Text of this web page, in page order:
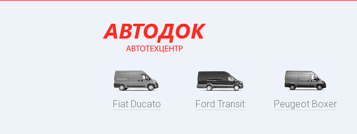
Fiat Ducato Ford Transit Peugeot Boxer